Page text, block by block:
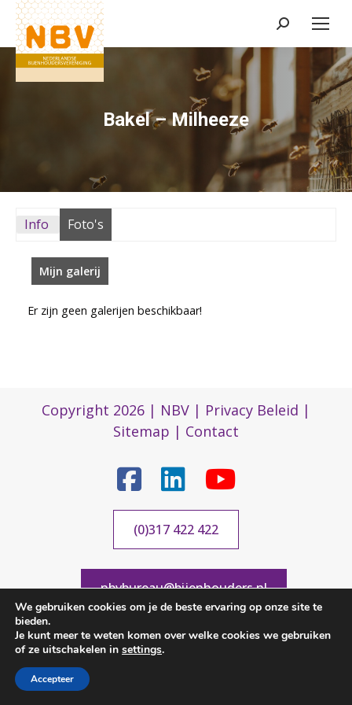
Zoeken:
Bakel – Milheeze
Info Foto's
Mijn galerij
Er zijn geen galerijen beschikbaar!
Copyright 2026 | NBV | Privacy Beleid |
Sitemap | Contact
(0)317 422 422
nbvbureau@bijenhouders.nl
We gebruiken cookies om je de beste ervaring op onze site te
bieden.
Je kunt meer te weten komen over welke cookies we gebruiken
of ze uitschakelen in settings.
Accepteer